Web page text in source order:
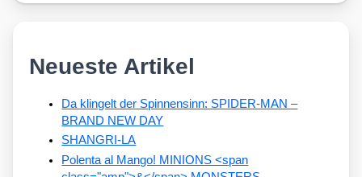
Neueste Artikel
Da klingelt der Spinnensinn: SPIDER-MAN –
BRAND NEW DAY
SHANGRI-LA
Polenta al Mango! MINIONS <span